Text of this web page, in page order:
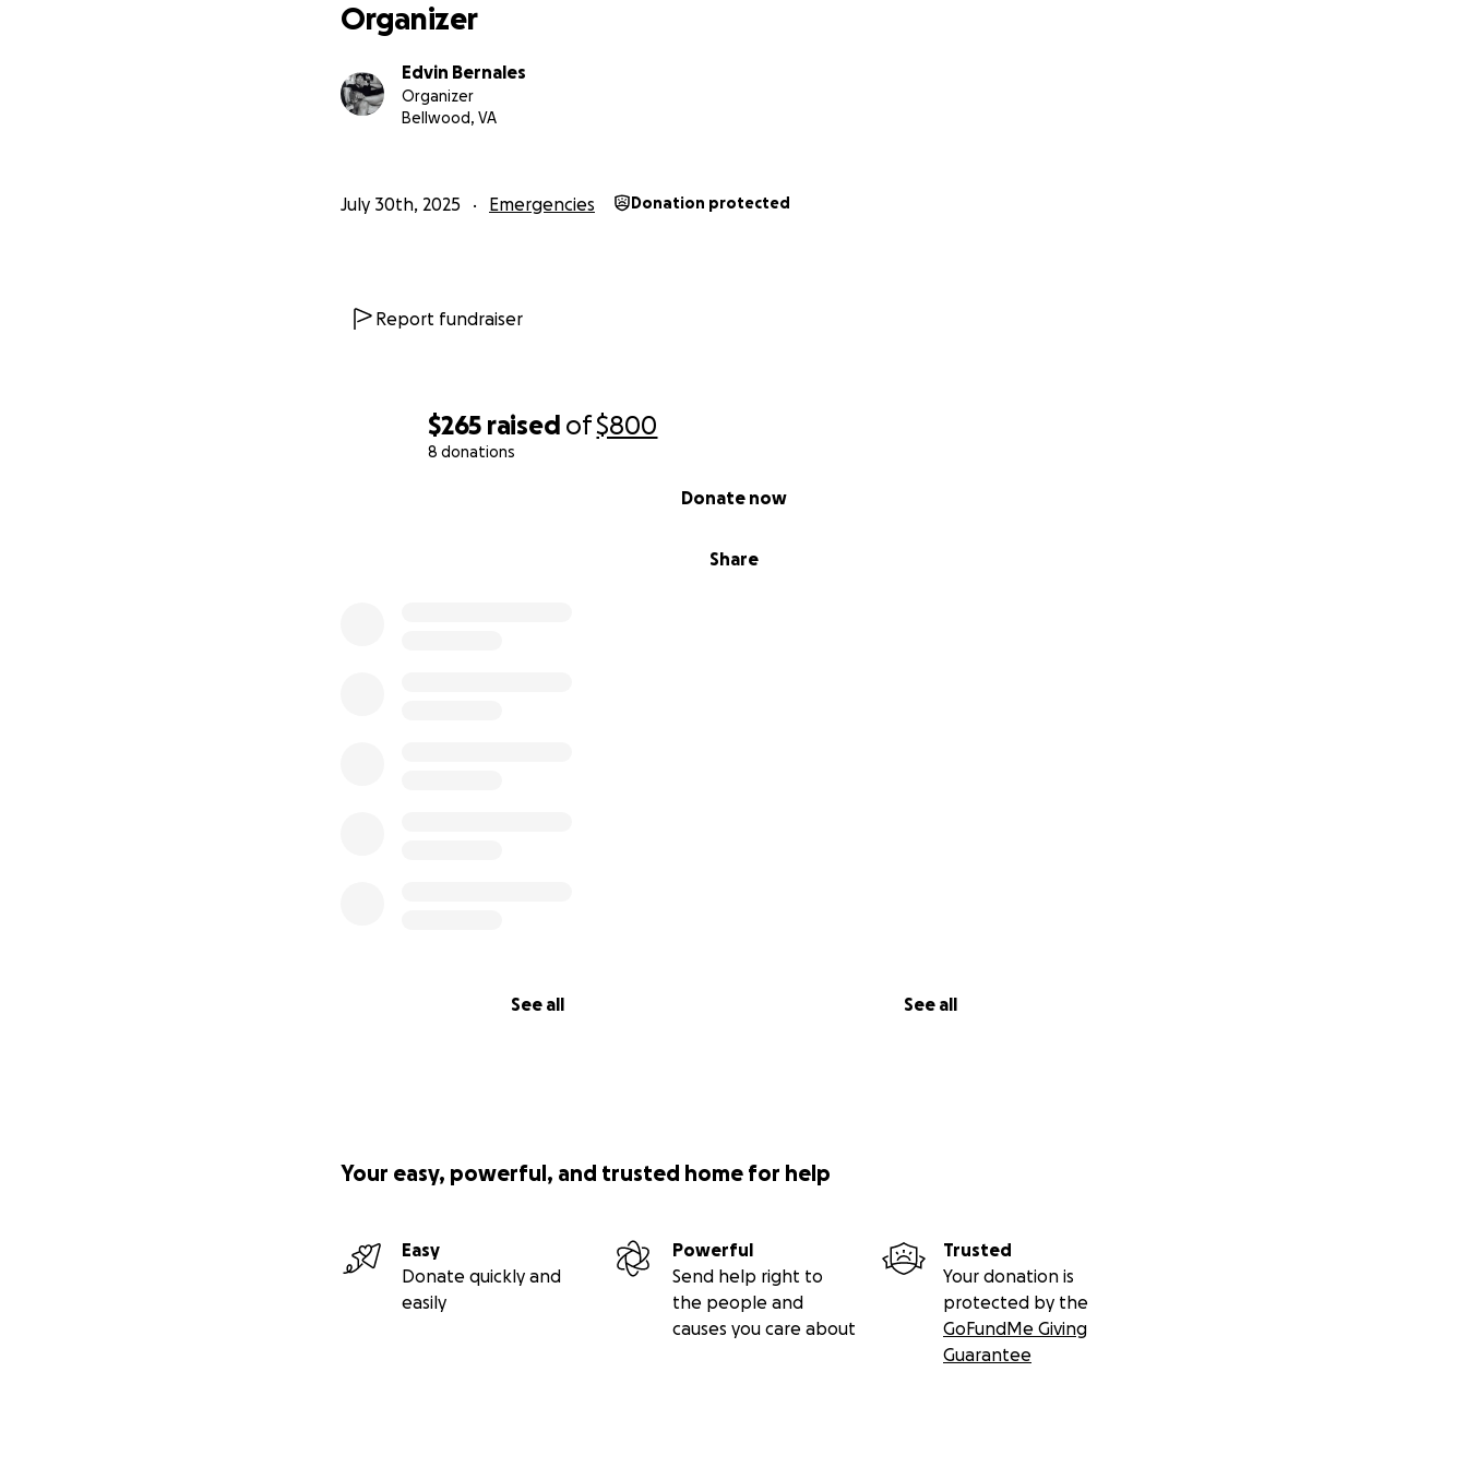
$265 raised of$800
8 donations
Share
Donate now
See all See all
Organizer
Edvin Bernales
Organizer
Bellwood, VA
July 30th, 2025 Emergencies Donation protected
Report fundraiser
Your easy, powerful, and trusted home for help
Easy
Donate quickly and
easily
Powerful
Send help right to
the people and
causes you care about
Trusted
Your donation is
protected by the
GoFundMe Giving
Guarantee